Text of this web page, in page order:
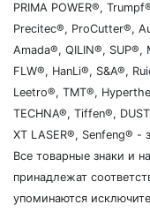
PRIMA POWER®,
Precitec®, ProCutter®,
Amada®, QILIN®, SUP®,
FLW®, HanLi®, S&A®,
Leetro®, TMT®,
TECHNA®, Tiffen®,
XT LASER®, Senfeng® -
Все товарные знаки и
принадлежат
упоминаются